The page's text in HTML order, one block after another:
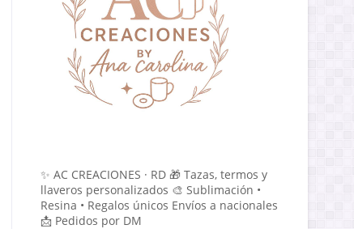
✨ AC CREACIONES · RD 🎁 Tazas, termos y
llaveros personalizados 🎨 Sublimación •
Resina • Regalos únicos Envíos a nacionales
📩 Pedidos por DM